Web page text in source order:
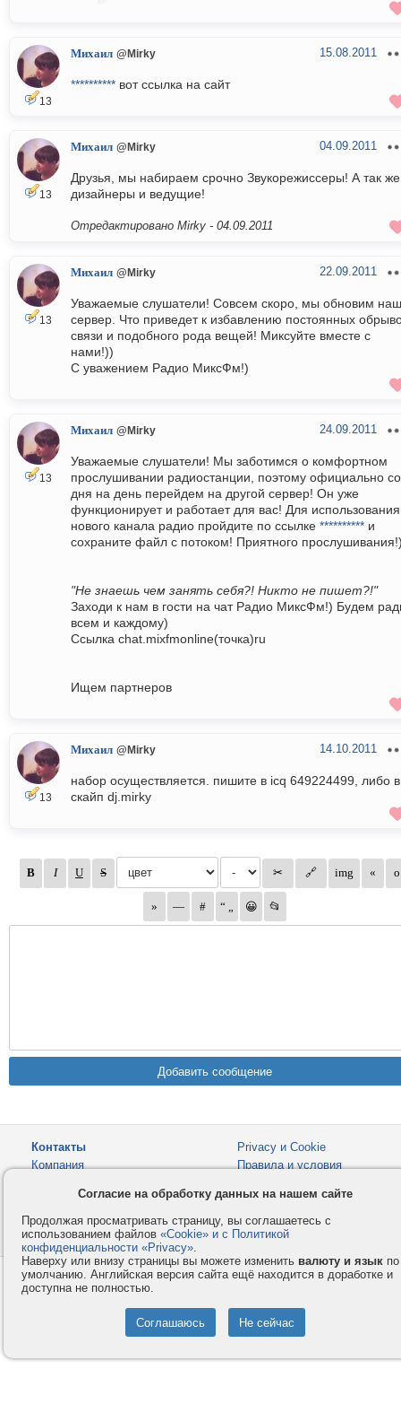
13
Михаил @Mirky 15.08.2011
********** вот ссылка на сайт
13
Михаил @Mirky 04.09.2011
Друзья, мы набираем срочно Звукорежиссеры! А так же
дизайнеры и ведущие!
Отредактировано Mirky - 04.09.2011
13
Михаил @Mirky 22.09.2011
Уважаемые слушатели! Совсем скоро, мы обновим наш
сервер. Что приведет к избавлению постоянных
связи и подобного рода вещей! Миксуйте вместе с
нами!))
С уважением Радио МиксФм!)
13
Михаил @Mirky 24.09.2011
Уважаемые слушатели! Мы заботимся о комфортном
прослушивании радиостанции, поэтому официально со
дня на день перейдем на другой сервер! Он уже
функционирует и работает для вас! Для использования
нового канала радио пройдите по ссылке ********** и
сохраните файл с потоком! Приятного
"Не знаешь чем занять себя?! Никто не пишет?!"
Заходи к нам в гости на чат Радио МиксФм!) Будем
всем и каждому)
Ссылка chat.mixfmonline(точка)ru
Ищем партнеров
13
Михаил @Mirky 14.10.2011
набор осуществляется. пишите в icq 649224499, либо в
скайп dj.mirky
Контакты
Компания
Privacy и Cookie
Правила и условия
Помощь
© 2008-2026VMESTE.EU - Все права защищены.
Согласие на обработку данных на нашем сайте
Продолжая просматривать страницу, вы соглашаетесь с
использованием файлов «Cookie» и с Политикой
конфиденциальности «Privacy».
Наверху или внизу страницы вы можете изменить валюту и язык по
умолчанию. Английская версия сайта ещё находится в доработке и
доступна не полностью.